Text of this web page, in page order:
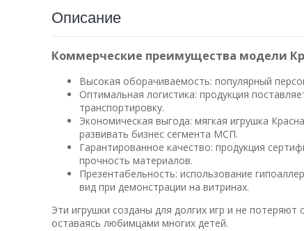
Описание
Коммерческие преимущества модели
Высокая оборачиваемость: популярный
Оптимальная логистика: продукция
транспортировку.
Экономическая выгода: мягкая игрушка
развивать бизнес сегмента МСП.
Гарантированное качество: продукция
прочность материалов.
Презентабельность: использование
вид при демонстрации на витринах.
Эти игрушки созданы для долгих игр и не
оставаясь любимцами многих детей.